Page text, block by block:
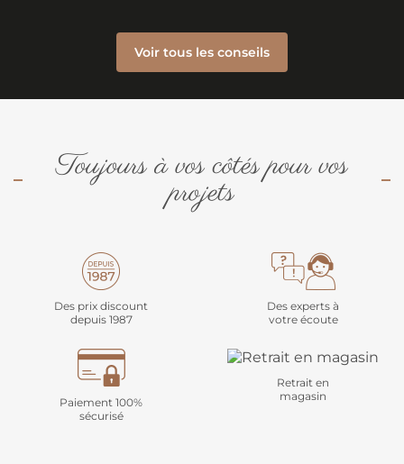
Voir tous les conseils
Toujours à vos côtés pour vos
projets
Des prix discount
depuis 1987
Des experts à
votre écoute
Paiement 100%
sécurisé
Retrait en
magasin